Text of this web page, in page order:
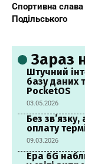
Спортивна
Подільського
Зараз
Штучний
базу даних
PocketOS
03.05.2026
Без
оплату
09.03.2026
Ера 6G